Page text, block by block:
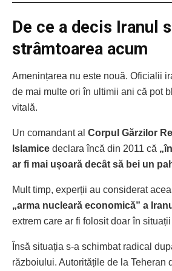
De ce a decis Iranul
strâmtoarea acum
Amenințarea nu este nouă. Oficialii
de mai multe ori în ultimii ani că pot
vitală.
Un comandant al Corpul Gărzilor
Islamice declara încă din 2011 că
ar fi mai ușoară decât să bei un
Mult timp, experții au considerat
„arma nucleară economică” a
extrem care ar fi folosit doar în
Însă situația s-a schimbat radical
războiului. Autoritățile de la Teheran